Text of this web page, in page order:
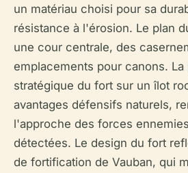
un matériau choisi pour sa
résistance à l'érosion. Le plan
une cour centrale, des
emplacements pour canons. La
stratégique du fort sur un îlot
avantages défensifs naturels,
l'approche des forces
détectées. Le design du fort
de fortification de Vauban, qui